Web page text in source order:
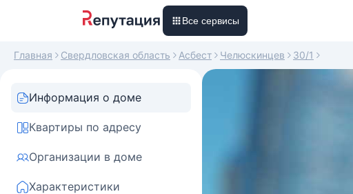
Все сервисы
Главная Свердловская область Асбест Челюскинцев 30/1
Информация о доме
Квартиры по адресу
Организации в доме
Характеристики